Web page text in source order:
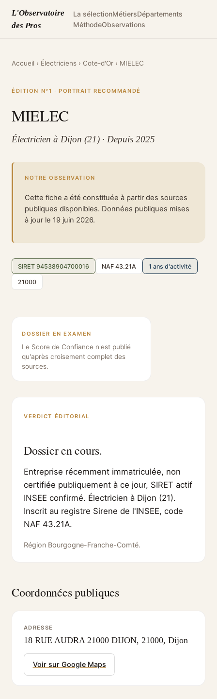
L'Observatoire
des Pros
La sélectionMétiersDépartements
MéthodeObservations
Accueil › Électriciens › Cote-d'Or › MIELEC
ÉDITION N°1 · PORTRAIT RECOMMANDÉ
MIELEC
Électricien à Dijon (21) · Depuis 2025
NOTRE OBSERVATION
Cette fiche a été constituée à partir des sources
publiques disponibles. Données publiques mises
à jour le 19 juin 2026.
SIRET 94538904700016 NAF 43.21A 1 ans d'activité
21000
DOSSIER EN EXAMEN
Le Score de Confiance n'est publié
qu'après croisement complet des
sources.
VERDICT ÉDITORIAL
Dossier en cours.
Entreprise récemment immatriculée, non
certifiée publiquement à ce jour, SIRET actif
INSEE confirmé. Électricien à Dijon (21).
Inscrit au registre Sirene de l'INSEE, code
NAF 43.21A.
Région Bourgogne-Franche-Comté.
Coordonnées publiques
ADRESSE
18 RUE AUDRA 21000 DIJON, 21000, Dijon
Voir sur Google Maps